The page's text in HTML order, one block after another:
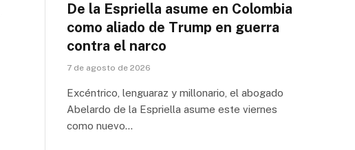
De la Espriella asume en Colombia
como aliado de Trump en guerra
contra el narco
7 de agosto de 2026
Excéntrico, lenguaraz y millonario, el abogado
Abelardo de la Espriella asume este viernes
como nuevo…